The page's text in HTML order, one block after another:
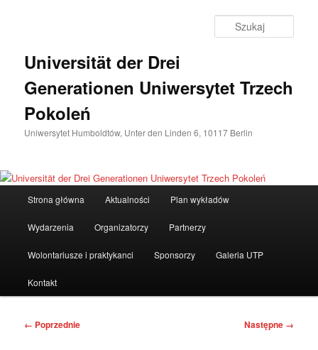
Universität der Drei
Generationen Uniwersytet Trzech
Pokoleń
Uniwersytet Humboldtów, Unter den Linden 6, 10117 Berlin
Strona główna Aktualności Plan wykładów
Wydarzenia Organizatorzy Partnerzy
Wolontariusze i praktykanci Sponsorzy Galeria UTP
Kontakt
Nawigacja
← Poprzednie Następne →